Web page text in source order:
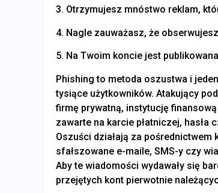
3. Otrzymujesz mnóstwo reklam,
4. Nagle zauważasz, że
5. Na Twoim koncie jest
Phishing to metoda oszustwa i
tysiące użytkowników. Atakujący
firmę prywatną, instytucję
zawarte na karcie płatniczej, hasła
Oszuści działają za
sfałszowane e-maile, SMS-y czy
Aby te wiadomości wydawały się
przejętych kont pierwotnie